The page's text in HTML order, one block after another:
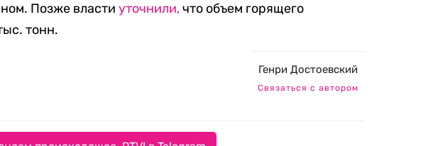
Позже властиуточнили,что объем горящего
тонн.
Генри Достоевский
Связаться с автором